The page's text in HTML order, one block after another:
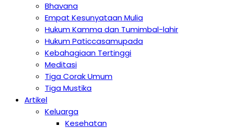
Bhavana
Empat Kesunyataan Mulia
Hukum Kamma dan Tumimbal-lahir
Hukum Paticcasamupada
Kebahagiaan Tertinggi
Meditasi
Tiga Corak Umum
Tiga Mustika
Artikel
Keluarga
Kesehatan